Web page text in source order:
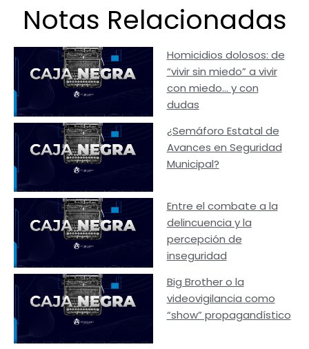
Notas Relacionadas
Homicidios dolosos: de
“vivir sin miedo” a vivir
con miedo… y con
dudas
¿Semáforo Estatal de
Avances en Seguridad
Municipal?
Entre el combate a la
delincuencia y la
percepción de
inseguridad
Big Brother o la
videovigilancia como
“show” propagandístico